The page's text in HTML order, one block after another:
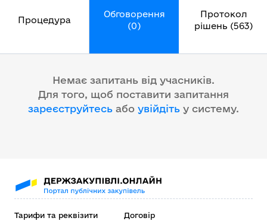
Процедура
Обговорення
(0)
Протокол
рішень (563)
Немає запитань від учасників.
Для того, щоб поставити запитання
зареєструйтесь або увійдіть у систему.
Тарифи та реквізити Договір